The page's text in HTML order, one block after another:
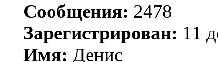
Сообщения: 2478
Зарегистрирован: 11
Имя: Денис